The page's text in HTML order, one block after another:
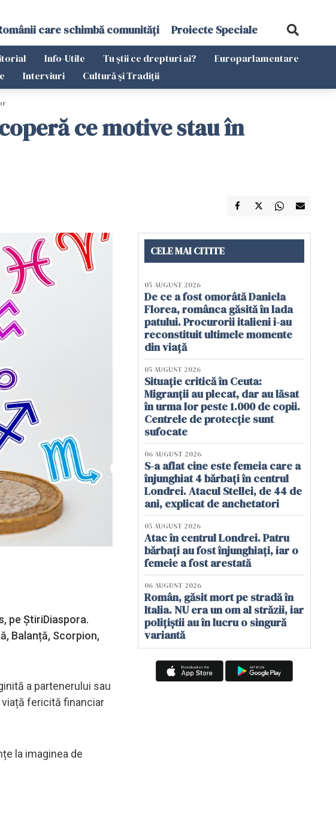
care schimbă comunități Proiecte Speciale
Info-Utile Tu știi ce drepturi ai?
Europarlamentare
Interviuri Cultură și Tradiții
ce motive stau în
pe ȘtiriDiaspora.
Balanță, Scorpion,
a partenerului sau
fericită financiar
la imaginea de
CELE MAI CITITE
05 AUGUST 2026
De ce a fost omorâtă Daniela
Florea, românca găsită în lada
patului. Procurorii italieni i-au
reconstituit ultimele momente
din viață
05 AUGUST 2026
Situație critică în Ceuta:
Migranții au plecat, dar au lăsat
în urma lor peste 1.000 de copii.
Centrele de protecție sunt
sufocate
06 AUGUST 2026
S-a aflat cine este femeia care a
înjunghiat 4 bărbați în centrul
Londrei. Atacul Stellei, de 44 de
ani, explicat de anchetatori
05 AUGUST 2026
Atac în centrul Londrei. Patru
bărbați au fost înjunghiați, iar o
femeie a fost arestată
06 AUGUST 2026
Român, găsit mort pe stradă în
Italia. NU era un om al străzii, iar
polițiștii au în lucru o singură
variantă